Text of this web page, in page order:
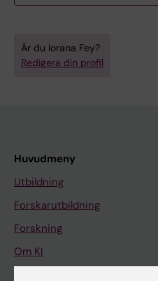
Är du Iorana Fey?
Redigera din profil
Huvudmeny
Utbildning
Forskarutbildning
Forskning
Om KI